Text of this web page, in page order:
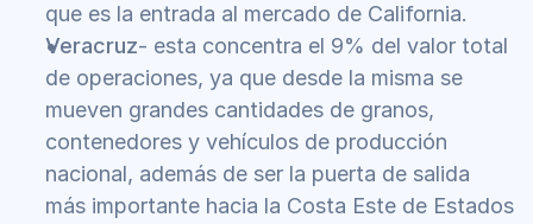
que es la entrada al mercado de California.
Veracruz- esta concentra el 9% del valor total
de operaciones, ya que desde la misma se
mueven grandes cantidades de granos,
contenedores y vehículos de producción
nacional, además de ser la puerta de salida
más importante hacia la Costa Este de Estados